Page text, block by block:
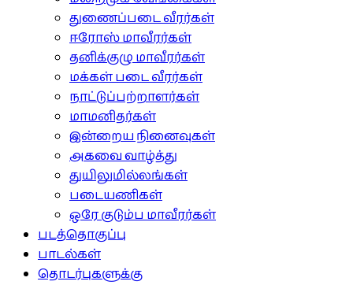
துணைப்படை வீரர்கள்
ஈரோஸ் மாவீரர்கள்
தனிக்குழு மாவீரர்கள்
மக்கள் படை வீரர்கள்
நாட்டுப்பற்றாளர்கள்
மாமனிதர்கள்
இன்றைய நினைவுகள்
அகவை வாழ்த்து
துயிலுமில்லங்கள்
படையணிகள்
ஒரே குடும்ப மாவீரர்கள்
படத்தொகுப்பு
பாடல்கள்
தொடர்புகளுக்கு